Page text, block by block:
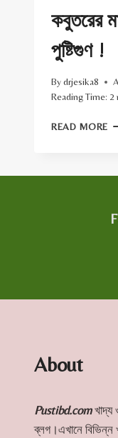
কবুতরের
পুষ্টিগুণ !
Bydrjesika8
Reading Time: 2
READ MORE
About
Pustibd.comখাদ্য
ব্লগ।এখানে বিভিন্ন